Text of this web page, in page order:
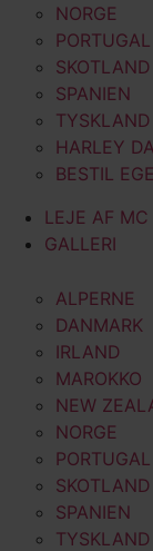
NORGE
PORTUGAL
SKOTLAND
SPANIEN
TYSKLAND
HARLEY
BESTIL
LEJE AF MC
GALLERI
ALPERNE
DANMARK
IRLAND
MAROKKO
NEW
NORGE
PORTUGAL
SKOTLAND
SPANIEN
TYSKLAND